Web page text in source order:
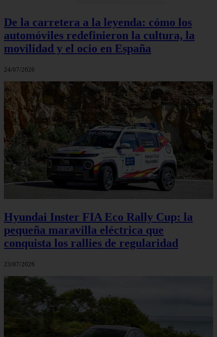
De la carretera a la leyenda: cómo los
automóviles redefinieron la cultura, la
movilidad y el ocio en España
24/07/2026
Hyundai Inster FIA Eco Rally Cup: la
pequeña maravilla eléctrica que
conquista los rallies de regularidad
23/07/2026